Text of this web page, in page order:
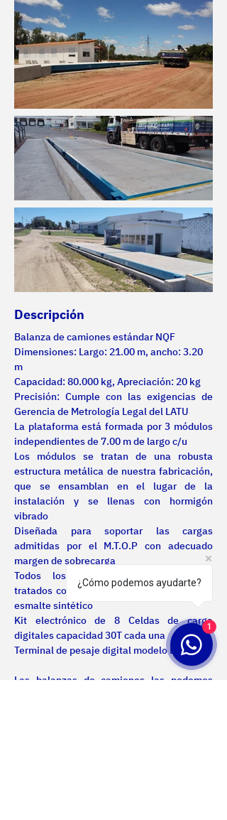
Descripción
Balanza de camiones estándar NQF
Dimensiones: Largo: 21.00 m, ancho: 3.20
m
Capacidad: 80.000 kg, Apreciación: 20 kg
Precisión: Cumple con las exigencias de
Gerencia de Metrología Legal del LATU
La plataforma está formada por 3 módulos
independientes de 7.00 m de largo c/u
Los módulos se tratan de una robusta
estructura metálica de nuestra fabricación,
que se ensamblan en el lugar de la
instalación y se llenas con hormigón
vibrado
Diseñada para soportar las cargas
admitidas por el M.T.O.P con adecuado
margen de sobrecarga
Todos los elementos metálicos, son
tratados con fondo antióxido convertidor y
esmalte sintético
Kit electrónico de 8 Celdas de carga
digitales capacidad 30T cada una
Terminal de pesaje digital modelo D39
Las balanzas de camiones las podemos
¿Cómo podemos ayudarte?
1